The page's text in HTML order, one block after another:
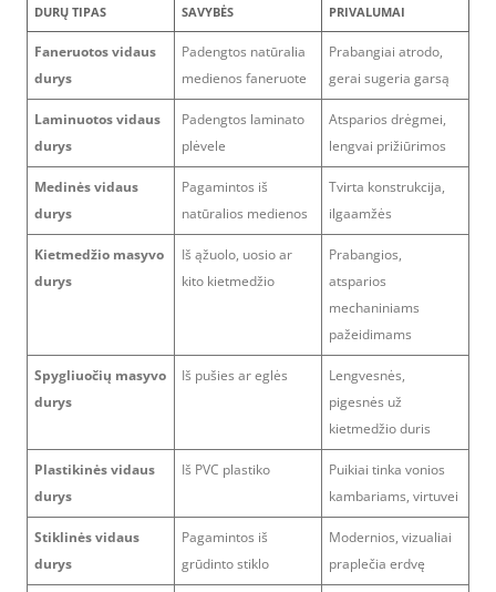
DURŲ TIPAS SAVYBĖS PRIVALUMAI
Faneruotos vidaus
durys
Padengtos natūralia
medienos faneruote
Prabangiai atrodo,
gerai sugeria garsą
Laminuotos vidaus
durys
Padengtos laminato
plėvele
Atsparios drėgmei,
lengvai prižiūrimos
Medinės vidaus
durys
Pagamintos iš
natūralios medienos
Tvirta konstrukcija,
ilgaamžės
Kietmedžio masyvo
durys
Iš ąžuolo, uosio ar
kito kietmedžio
Prabangios,
atsparios
mechaniniams
pažeidimams
Spygliuočių masyvo
durys
Iš pušies ar eglės
Lengvesnės,
pigesnės už
kietmedžio duris
Plastikinės vidaus
durys
Iš PVC plastiko
Puikiai tinka vonios
kambariams, virtuvei
Stiklinės vidaus
durys
Pagamintos iš
grūdinto stiklo
Modernios, vizualiai
praplečia erdvę